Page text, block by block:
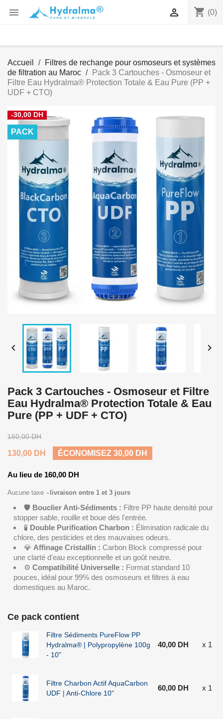
 shopping_cart (0)

Accueil
Filtres de rechange pour osmoseurs et systèmes
de filtration au Maroc
Pack 3 Cartouches - Osmoseur et
Filtre Eau Hydralma® Protection Totale & Eau Pure (PP +
UDF + CTO)
-30,00 DH
PACK
 
Pack 3 Cartouches - Osmoseur et Filtre
Eau Hydralma® Protection Totale & Eau
Pure (PP + UDF + CTO)
160,00 DH
130,00 DH ÉCONOMISEZ 30,00 DH
Au lieu de 160,00 DH
Aucune taxe livraison entre 1 et 3 jours
🛡️ Bouclier Anti-Sédiments : Filtre PP haute densité pour
stopper sable, rouille et boue dès l'entrée.
🧪 Double Purification Charbon : Élimination radicale du
chlore, des pesticides et des mauvaises odeurs.
💎 Affinage Cristallin : Carbon Block compressé pour
une clarté d'eau exceptionnelle et un goût neutre.
⚙️ Compatibilité Universelle : Format standard 10
pouces, idéal pour 99% des osmoseurs et filtres à eau
domestiques au Maroc.
Ce pack contient
Filtre Sédiments PureFlow PP
Hydralma® | Polypropylène 100g
- 10"
40,00 DH x 1
Filtre Charbon Actif AquaCarbon
UDF | Anti-Chlore 10"
60,00 DH x 1